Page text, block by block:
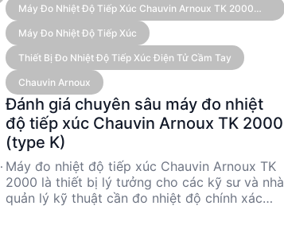
Máy Đo Nhiệt Độ Tiếp Xúc Chauvin Arnoux TK 2000
Máy Đo Nhiệt Độ Tiếp Xúc
Thiết Bị Đo Nhiệt Độ Tiếp Xúc Điện Tử Cầm Tay
Chauvin Arnoux
Đánh giá chuyên sâu máy đo nhiệt
độ tiếp xúc Chauvin Arnoux TK 2000
(type K)
Máy đo nhiệt độ tiếp xúc Chauvin Arnoux TK
2000 là thiết bị lý tưởng cho các kỹ sư và nhà
quản lý kỹ thuật cần đo nhiệt độ chính xác